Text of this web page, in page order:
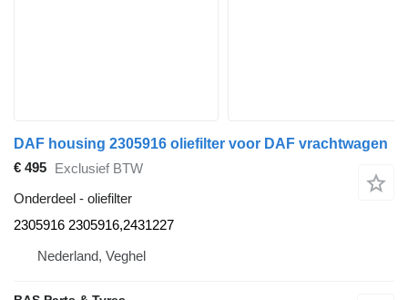
DAF housing 2305916 oliefilter voor DAF vrachtwagen
€ 495 Exclusief BTW
Onderdeel - oliefilter
2305916 2305916,2431227
Nederland, Veghel